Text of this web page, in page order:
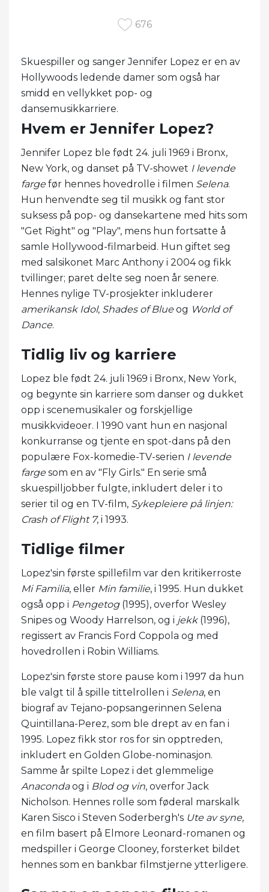
676
Skuespiller og sanger Jennifer Lopez er en av
Hollywoods ledende damer som også har
smidd en vellykket pop- og
dansemusikkarriere.
Hvem er Jennifer Lopez?
Jennifer Lopez ble født 24. juli 1969 i Bronx,
New York, og danset på TV-showet I levende
fargefør hennes hovedrolle i filmen Selena.
Hun henvendte seg til musikk og fant stor
suksess på pop- og dansekartene med hits som
"Get Right" og "Play", mens hun fortsatte å
samle Hollywood-filmarbeid. Hun giftet seg
med salsikonet Marc Anthony i 2004 og fikk
tvillinger; paret delte seg noen år senere.
Hennes nylige TV-prosjekter inkluderer
amerikansk Idol, Shades of Blueog World of
Dance.
Tidlig liv og karriere
Lopez ble født 24. juli 1969 i Bronx, New York,
og begynte sin karriere som danser og dukket
opp i scenemusikaler og forskjellige
musikkvideoer. I 1990 vant hun en nasjonal
konkurranse og tjente en spot-dans på den
populære Fox-komedie-TV-serien I levende
fargesom en av "Fly Girls." En serie små
skuespilljobber fulgte, inkludert deler i to
serier til og en TV-film, Sykepleiere på linjen:
Crash of Flight 7, i 1993.
Tidlige filmer
Lopez'sin første spillefilm var den kritikerroste
Mi Familia, eller Min familie, i 1995. Hun dukket
også opp i Pengetog(1995), overfor Wesley
Snipes og Woody Harrelson, og i jekk(1996),
regissert av Francis Ford Coppola og med
hovedrollen i Robin Williams.
Lopez'sin første store pause kom i 1997 da hun
ble valgt til å spille tittelrollen i Selena, en
biograf av Tejano-popsangerinnen Selena
Quintillana-Perez, som ble drept av en fan i
1995. Lopez fikk stor ros for sin opptreden,
inkludert en Golden Globe-nominasjon.
Samme år spilte Lopez i det glemmelige
Anacondaog i Blod og vin, overfor Jack
Nicholson. Hennes rolle som føderal marskalk
Karen Sisco i Steven Soderbergh's Ute av syne,
en film basert på Elmore Leonard-romanen og
medspiller i George Clooney, forsterket bildet
hennes som en bankbar filmstjerne ytterligere.